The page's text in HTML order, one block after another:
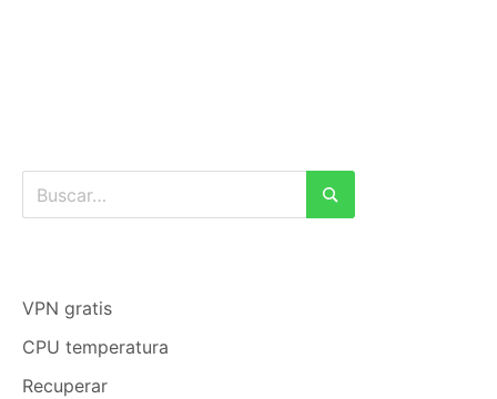
Buscar:
Buscar
VPN gratis
CPU temperatura
Recuperar